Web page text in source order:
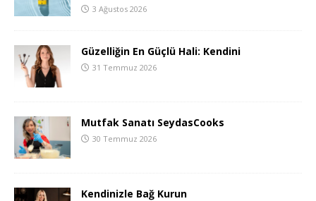
3 Ağustos 2026
Güzelliğin En Güçlü Hali: Kendini
31 Temmuz 2026
Mutfak Sanatı SeydasCooks
30 Temmuz 2026
Kendinizle Bağ Kurun